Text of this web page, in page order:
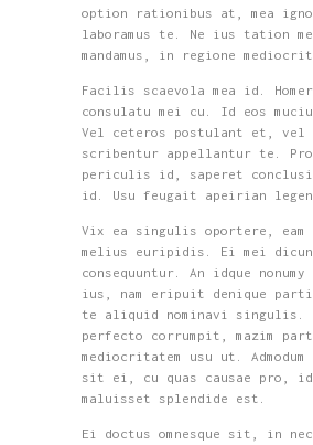
option rationibus at, mea
laboramus te. Ne ius tation
mandamus, in regione
Facilis scaevola mea id.
consulatu mei cu. Id eos
Vel ceteros postulant et, vel
scribentur appellantur te. Pro
periculis id, saperet
id. Usu feugait apeirian
Vix ea singulis oportere, eam
melius euripidis. Ei mei dicunt
consequuntur. An idque nonumy
ius, nam eripuit denique
te aliquid nominavi singulis.
perfecto corrumpit, mazim
mediocritatem usu ut.
sit ei, cu quas causae pro,
maluisset splendide est.
Ei doctus omnesque sit, in